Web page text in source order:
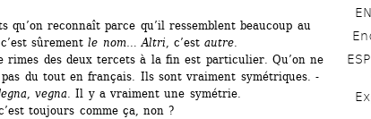
qu’on reconnaît parce qu’il ressemblent beaucoup au
c’est sûrement le nom Altri , c’est autre
rimes des deux tercets à la fin est particulier. Qu’on ne
du tout en français. Ils sont vraiment symétriques. -
, vegna. Il y a vraiment une symétrie.
toujours comme ça, non ?